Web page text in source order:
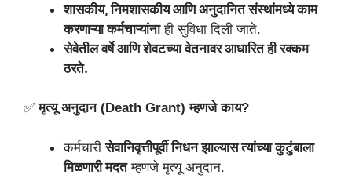
शासकीय, निमशासकीय आणि अनुदानित संस्थांमध्ये काम
करणाऱ्या कर्मचाऱ्यांनाही सुविधा दिली जाते.
सेवेतील वर्षे आणि शेवटच्या वेतनावर आधारित ही रक्कम
ठरते.
✅मृत्यू अनुदान (Death Grant) म्हणजे काय?
कर्मचारीसेवानिवृत्तीपूर्वी निधन झाल्यास त्यांच्या कुटुंबाला
मिळणारी मदतम्हणजे मृत्यू अनुदान.